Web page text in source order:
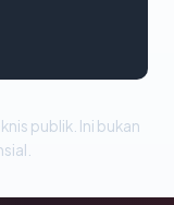
publik. Ini bukan